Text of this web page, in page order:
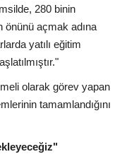
280 binin
önünü açmak adına
yatılı eğitim
olarak görev yapan
tamamlandığını